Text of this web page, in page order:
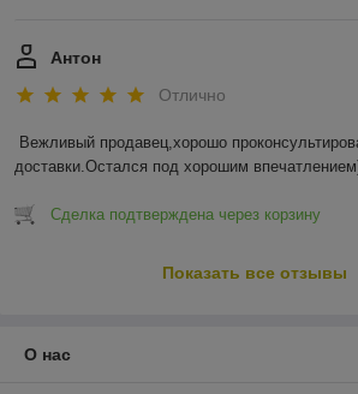
Антон
Отлично
Вежливый продавец,хорошо
доставки.Остался под хорошим
Сделка подтверждена через корзину
Показать все отзывы
О нас